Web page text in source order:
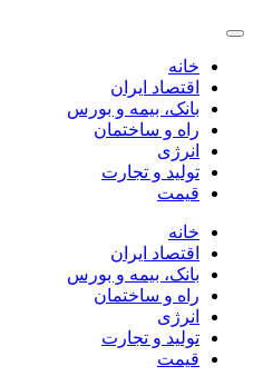
خانه
اقتصاد ایران
بانک، بیمه و بورس
راه و ساختمان
انرژی
تولید و تجارت
قیمت
خانه
اقتصاد ایران
بانک، بیمه و بورس
راه و ساختمان
انرژی
تولید و تجارت
قیمت